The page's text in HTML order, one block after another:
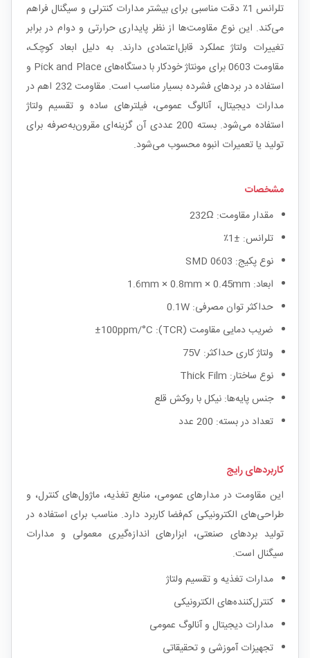
تلرانس 1٪ دقت مناسبی برای بیشتر مدارات کنترلی و سیگنال فراهم
می‌کند. این نوع مقاومت‌ها از نظر پایداری حرارتی و دوام در برابر
تغییرات ولتاژ عملکرد قابل‌اعتمادی دارند. به دلیل ابعاد کوچک،
مقاومت 0603 برای مونتاژ خودکار با دستگاه‌های Pick and Place و
استفاده در بردهای فشرده بسیار مناسب است. مقاومت 232 اهم در
مدارات دیجیتال، آنالوگ عمومی، فیلترهای ساده و تقسیم ولتاژ
استفاده می‌شود. بسته 200 عددی آن گزینه‌ای مقرون‌به‌صرفه برای
تولید یا تعمیرات انبوه محسوب می‌شود.
مشخصات
مقدار مقاومت: 232Ω
تلرانس: ±1٪
نوع پکیج: SMD 0603
ابعاد: 1.6mm × 0.8mm × 0.45mm
حداکثر توان مصرفی: 0.1W
ضریب دمایی مقاومت (TCR): ±100ppm/°C
ولتاژ کاری حداکثر: 75V
نوع ساختار: Thick Film
جنس پایه‌ها: نیکل با روکش قلع
تعداد در بسته: 200 عدد
کاربردهای رایج
این مقاومت در مدارهای عمومی، منابع تغذیه، ماژول‌های کنترل، و
طراحی‌های الکترونیکی کم‌فضا کاربرد دارد. مناسب برای استفاده در
تولید بردهای صنعتی، ابزارهای اندازه‌گیری معمولی و مدارات
سیگنال است.
مدارات تغذیه و تقسیم ولتاژ
کنترل‌کننده‌های الکترونیکی
مدارات دیجیتال و آنالوگ عمومی
تجهیزات آموزشی و تحقیقاتی